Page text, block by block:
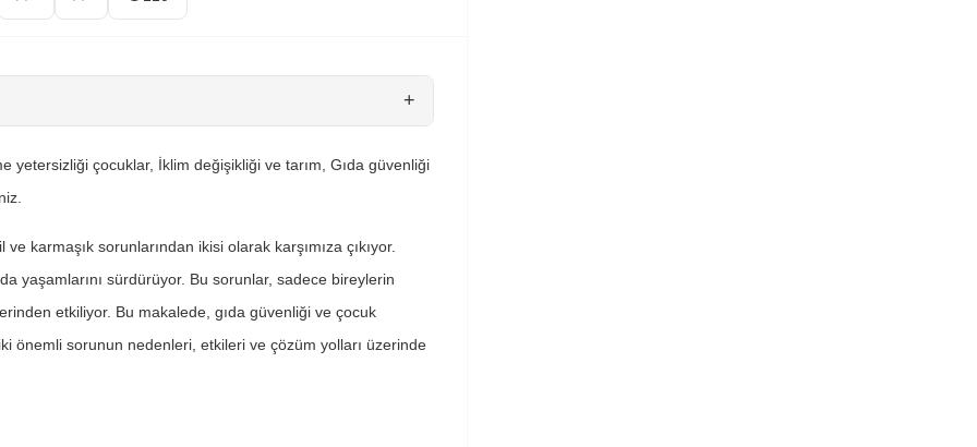
+
yetersizliği çocuklar, İklim değişikliği ve tarım, Gıda güvenliği
karmaşık sorunlarından ikisi olarak karşımıza çıkıyor.
yaşamlarını sürdürüyor. Bu sorunlar, sadece bireylerin
etkiliyor. Bu makalede, gıda güvenliği ve çocuk
önemli sorunun nedenleri, etkileri ve çözüm yolları üzerinde